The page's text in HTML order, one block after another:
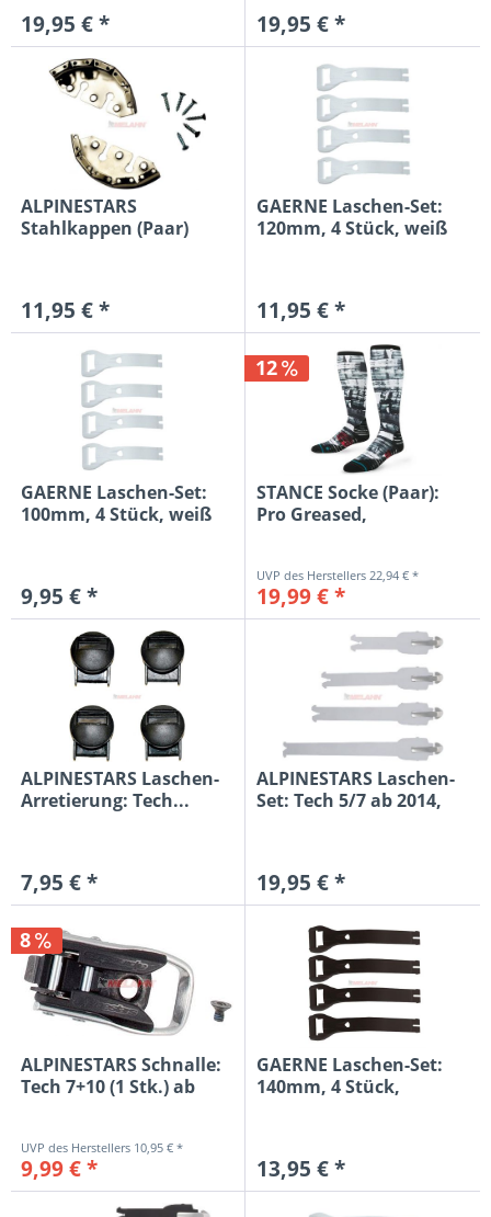
19,95 € * 19,95 € *
ALPINESTARS
Stahlkappen (Paar)
11,95 € *
GAERNE Laschen-Set:
120mm, 4 Stück, weiß
11,95 € *
GAERNE Laschen-Set:
100mm, 4 Stück, weiß
9,95 € *
12
STANCE Socke (Paar):
Pro Greased,
22,94 € *
19,99 € *
ALPINESTARS Laschen-
Arretierung: Tech...
7,95 € *
ALPINESTARS Laschen-
Set: Tech 5/7 ab 2014,
19,95 € *
8
ALPINESTARS Schnalle:
Tech 7+10 (1 Stk.) ab
10,95 € *
9,99 € *
GAERNE Laschen-Set:
140mm, 4 Stück,
13,95 € *